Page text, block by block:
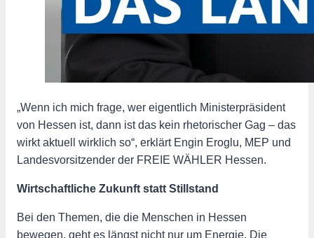
„Wenn ich mich frage, wer eigentlich Ministerpräsident
von Hessen ist, dann ist das kein rhetorischer Gag – das
wirkt aktuell wirklich so“, erklärt Engin Eroglu, MEP und
Landesvorsitzender der FREIE WÄHLER Hessen.
Wirtschaftliche Zukunft statt Stillstand
Bei den Themen, die die Menschen in Hessen
bewegen, geht es längst nicht nur um Energie. Die